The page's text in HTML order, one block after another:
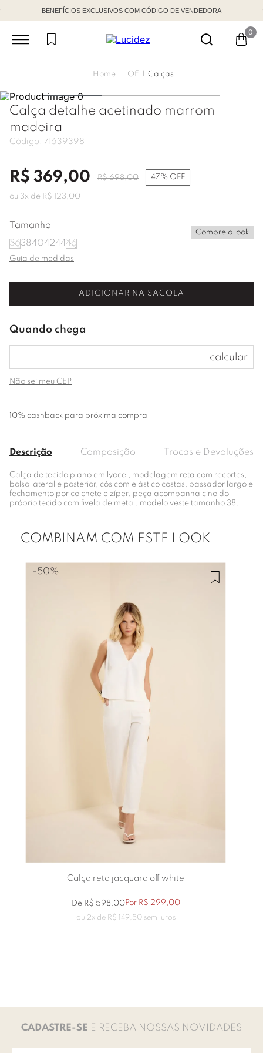
BENEFÍCIOS EXCLUSIVOS COM CÓDIGO DE VENDEDORA
0
Off Calças
Calça detalhe acetinado marrom
madeira
Código: 71639398
R$ 369,00 R$ 698,00 47% OFF
ou 3x de R$ 123 ,00
Tamanho
363840424446
Compre o look
Guia de medidas
ADICIONAR NA SACOLA
Não sei meu CEP
10% cashback para próxima compra
Descrição Composição Trocas e Devoluções
Calça de tecido plano em lyocel, modelagem reta com recortes,
bolso lateral e posterior, cós com elástico costas, passador largo e
fechamento por colchete e zíper. peça acompanha cino do
próprio tecido com fivela de metal. modelo veste tamanho 38.
COMBINAM COM ESTE LOOK
-50%
Calça reta jacquard off white
DeR$ 598,00Por R$ 299,00
ou 2x de R$ 149 50sem juros
CADASTRE-SE E RECEBA NOSSAS NOVIDADES